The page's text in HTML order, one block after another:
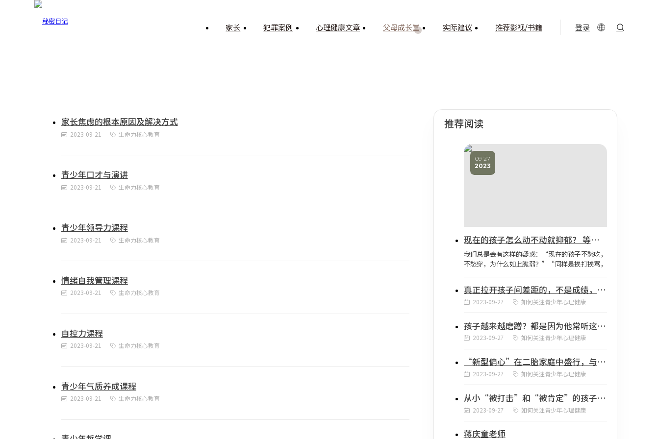
家长 犯罪案例 心理健康文章 父母成长堂 实际建议 推荐影视/书籍 登录
家长焦虑的根本原因及解决方式
2023-09-21 生命力核心教育
青少年口才与演讲
2023-09-21 生命力核心教育
青少年领导力课程
2023-09-21 生命力核心教育
情绪自我管理课程
2023-09-21 生命力核心教育
自控力课程
2023-09-21 生命力核心教育
青少年气质养成课程
2023-09-21 生命力核心教育
推荐阅读
09-27
2023
现在的孩子怎么动不动就抑郁？ 等你真的看见孩子，你才知道当今的孩子有多难
我们总是会有这样的疑惑：“现在的孩子不愁吃，
不愁穿，为什么如此脆弱？”“同样是挨打挨骂，
理问题却那么多？”有人会单纯地将这个问题归结
为现在孩子“太矫情”，“不好管教”，可当你看
完4000多条网友的留言，你会发现一切比我们想象
的都要复杂。第一，亲子关系的「畸变」从前的家
庭，生活条件一般，兄弟姐妹不少，父母主要的时
间和精力是生存。亲子关系是一对多。新一代的孩
真正拉开孩子间差距的，不是成绩，而是心性
2023-09-27 如何关注青少年心理健康
孩子越来越磨蹭？都是因为他常听这两个字
2023-09-27 如何关注青少年心理健康
“新型偏心”在二胎家庭中盛行，与重男轻女无关
2023-09-27 如何关注青少年心理健康
从小“被打击”和“被肯定”的孩子完全不同的人生
2023-09-27 如何关注青少年心理健康
蒋庆童老师